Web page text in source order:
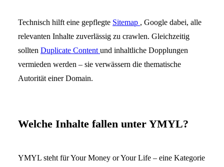
Technisch hilft eine gepflegte Sitemap , Google dabei, alle
relevanten Inhalte zuverlässig zu crawlen. Gleichzeitig
sollten Duplicate Content und inhaltliche Dopplungen
vermieden werden – sie verwässern die thematische
Autorität einer Domain.
Welche Inhalte fallen unter YMYL?
YMYL steht für Your Money or Your Life – eine Kategorie